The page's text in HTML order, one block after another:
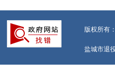
版权所有
盐城市退